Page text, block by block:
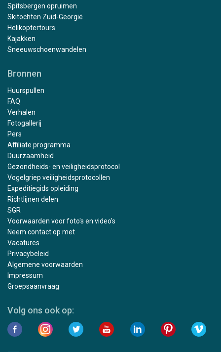
Spitsbergen opruimen
Skitochten Zuid-Georgië
Helikoptertours
Kajakken
Sneeuwschoenwandelen
Bronnen
Huurspullen
FAQ
Verhalen
Fotogallerij
Pers
Affiliate programma
Duurzaamheid
Gezondheids- en veiligheidsprotocol
Vogelgriep veiligheidsprotocollen
Expeditiegids opleiding
Richtlijnen delen
SGR
Voorwaarden voor foto's en video's
Neem contact op met
Vacatures
Privacybeleid
Algemene voorwaarden
Impressum
Groepsaanvraag
Volg ons ook op: